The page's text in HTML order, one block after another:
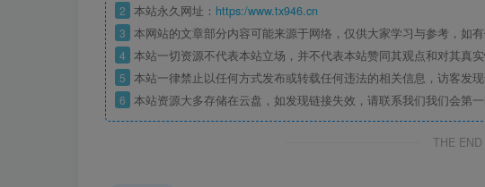
2 本站永久网址： https:/www.tx946.cn
3 本网站的文章部分内容可能来源于网络，仅供大家学习与参考，如
4 本站一切资源不代表本站立场，并不代表本站赞同其观点和对其真实
5 本站一律禁止以任何方式发布或转载任何违法的相关信息，访客发
6 本站资源大多存储在云盘，如发现链接失效，请联系我们我们会第一
THE END